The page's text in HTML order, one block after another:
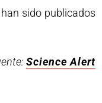
sido publicados
Science Alert